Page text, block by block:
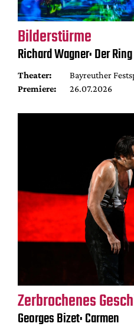
Bilderstürme
Richard Wagner: Der
Theater:
Bayreuther
Premiere:
26.07.2026
Zerbrochenes
Georges Bizet: Carmen